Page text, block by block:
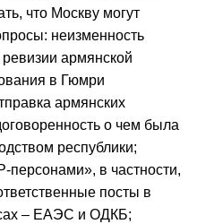
что Москву могут
неизменность
армянской
в Гюмри
армянских
о чем была
республики;
персонами», в частности,
посты в
– ЕАЭС и ОДКБ;